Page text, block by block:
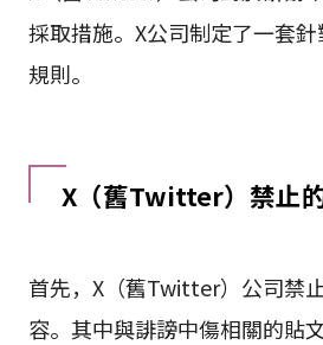
採取措施。X公司制定了一套
規則。
X（舊Twitter）禁止
首先，X（舊Twitter）公司禁
容。其中與誹謗中傷相關的貼